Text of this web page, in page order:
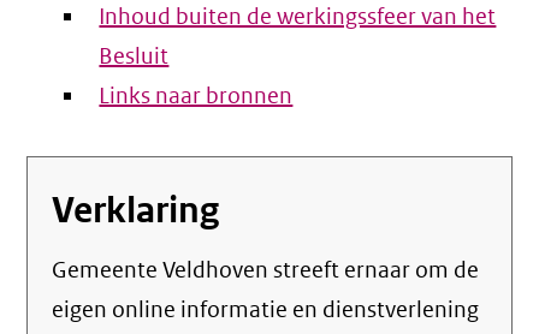
Inhoud buiten de werkingssfeer van het
Besluit
Links naar bronnen
Verklaring
Gemeente Veldhoven streeft ernaar om de
eigen online informatie en dienstverlening